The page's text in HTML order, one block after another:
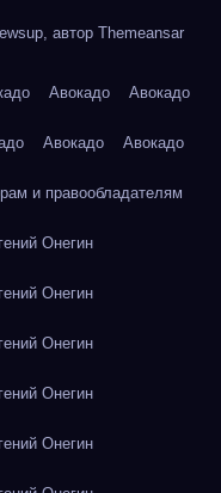
автор Themeansar
Авокадо Авокадо
Авокадо Авокадо
и правообладателям
Онегин
Онегин
Онегин
Онегин
Онегин